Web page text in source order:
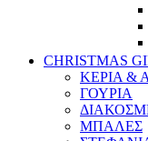
CHRISTMAS
ΚΕΡΙΑ &
ΓΟΥΡΙΑ
ΜΠΑΛΕΣ